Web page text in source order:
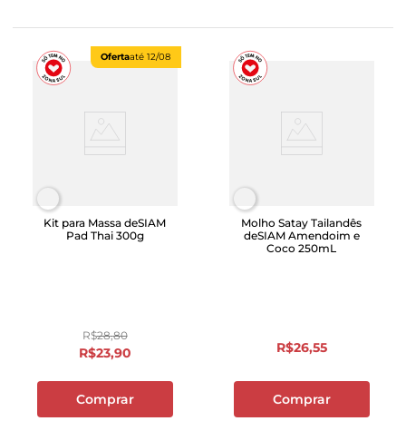
Ofertaaté 12/08
Kit para Massa deSIAM
Pad Thai 300g
R$28,80
R$23,90
Comprar
Molho Satay Tailandês
deSIAM Amendoim e
Coco 250mL
R$26,55
Comprar